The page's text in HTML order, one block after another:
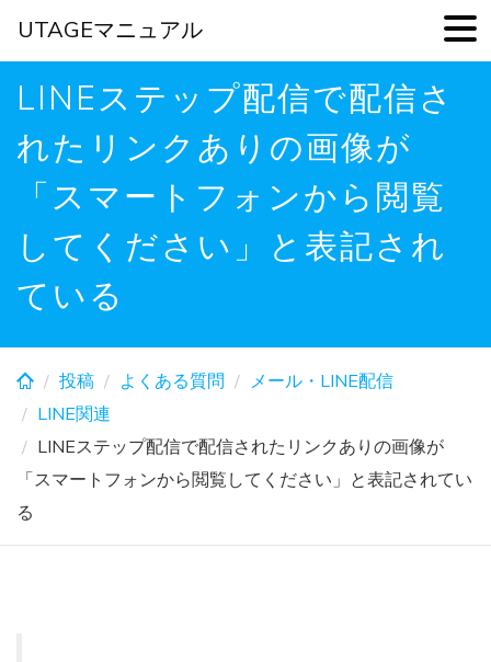
Skip
content
LINEステップ配信で配信さ
れたリンクありの画像が
「スマートフォンから閲覧
してください」と表記され
ている
投稿 よくある質問
メール・LINE配信
LINE関連
LINEステップ配信で配信されたリンクありの画像が
「スマートフォンから閲覧してください」と表記されてい
る
UTAGEマニュアル